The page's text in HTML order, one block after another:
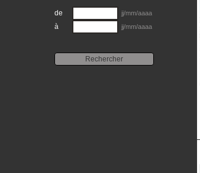
de jj/mm/aaaa
à jj/mm/aaaa